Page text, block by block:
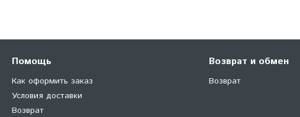
Помощь
Как оформить заказ
Условия доставки
Возврат
Возврат и обмен
Возврат